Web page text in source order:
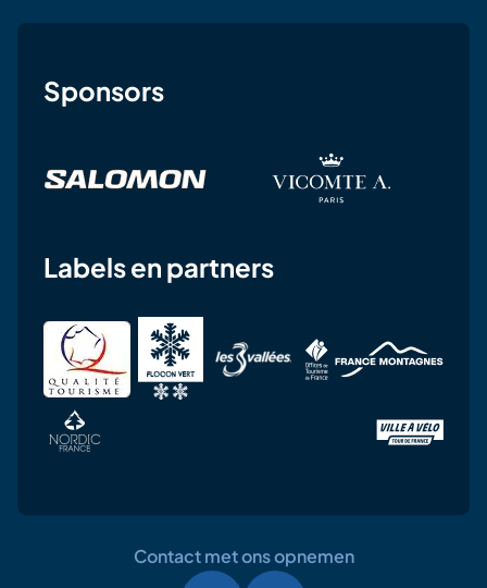
Sponsors
Labels en partners
Contact met ons opnemen